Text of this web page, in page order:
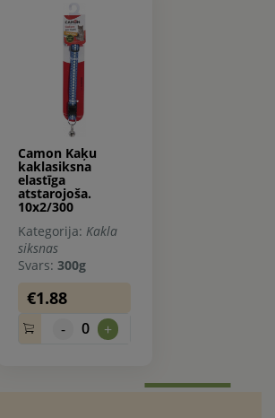
Camon Kaķu
kaklasiksna
elastīga
atstarojoša.
10x2/300
Kategorija: Kakla
siksnas
Svars: 300g
€1.88
- 0 +